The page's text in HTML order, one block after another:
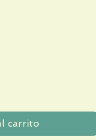
carrito